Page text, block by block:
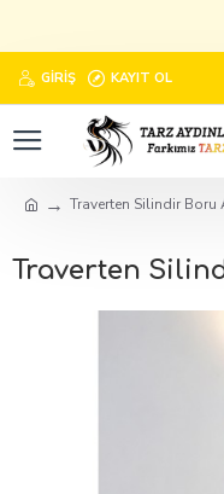
GIRIŞ KAYIT OL
Traverten Silindir Boru
Traverten